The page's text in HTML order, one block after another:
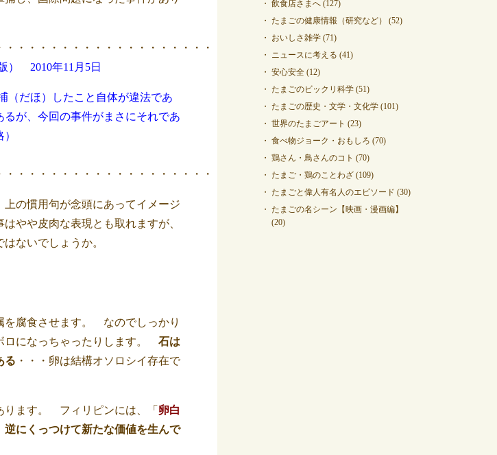
・・・・・・・・・・・・・・・・・・・・・・・・・・・・・・・
） 2010年11月5日
だほ）したこと自体が違法であ
るが、今回の事件がまさにそれであ
・・・・・・・・・・・・・・・・・・・・・・・・・・・・・・・
の慣用句が念頭にあってイメージ
やや皮肉な表現とも取れますが、
ないでしょうか。
を腐食させます。 なのでしっかり
ロになっちゃったりします。 石は
る ・・・卵は結構オソロシイ存在で
ります。 フィリピンには、「 卵白
逆にくっつけて新たな価値を生んで
飲食店さまへ (127)
たまごの健康情報（研究など）
(52)
おいしさ雑学 (71)
ニュースに考える (41)
安心安全 (12)
たまごのビックリ科学 (51)
たまごの歴史・文学・文化学 (101)
世界のたまごアート (23)
食べ物ジョーク・おもしろ (70)
鶏さん・鳥さんのコト (70)
たまご・鶏のことわざ (109)
たまごと偉人有名人のエピソード (30)
たまごの名シーン【映画・漫画編】
(20)